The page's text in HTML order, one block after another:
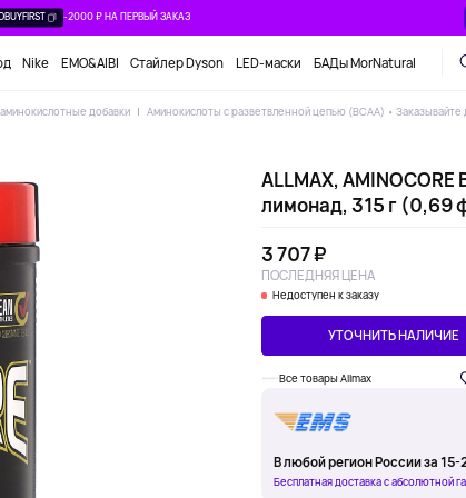
-2000 ₽ НА ПЕРВЫЙ ЗАКАЗ
Nike EMO&AIBI Стайлер Dyson LED-маски БАДы MorNatural
добавки
Аминокислоты с разветвленной цепью (BCAA) • Заказывайте
ALLMAX,
лимонад, 315 г (0,69
3 707 ₽
ПОСЛЕДНЯЯ ЦЕНА
Недоступен к заказу
УТОЧНИТЬ НАЛИЧИЕ
Все товары Allmax
В любой регион России за 15-
Бесплатная доставка с абсолютной